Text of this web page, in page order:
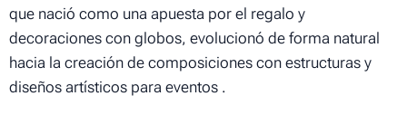
que nació como una apuesta por el regalo y
decoraciones con globos, evolucionó de forma natural
hacia la creación de composiciones con estructuras y
diseños artísticos para eventos .